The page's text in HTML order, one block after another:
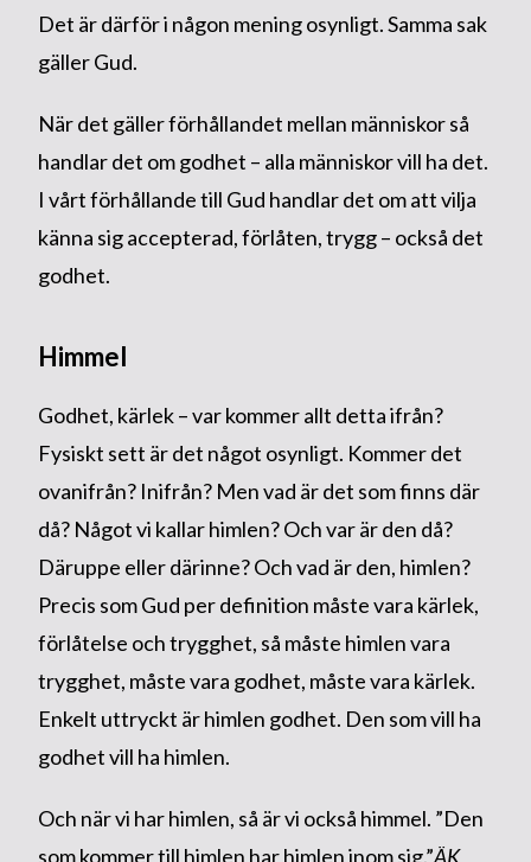
Det är därför i någon mening osynligt. Samma sak
gäller Gud.
När det gäller förhållandet mellan människor så
handlar det om godhet – alla människor vill ha det.
I vårt förhållande till Gud handlar det om att vilja
känna sig accepterad, förlåten, trygg – också det
godhet.
Himmel
Godhet, kärlek – var kommer allt detta ifrån?
Fysiskt sett är det något osynligt. Kommer det
ovanifrån? Inifrån? Men vad är det som finns där
då? Något vi kallar himlen? Och var är den då?
Däruppe eller därinne? Och vad är den, himlen?
Precis som Gud per definition måste vara kärlek,
förlåtelse och trygghet, så måste himlen vara
trygghet, måste vara godhet, måste vara kärlek.
Enkelt uttryckt är himlen godhet. Den som vill ha
godhet vill ha himlen.
Och när vi har himlen, så är vi också himmel. ”Den
som kommer till himlen har himlen inom sig.”ÄK